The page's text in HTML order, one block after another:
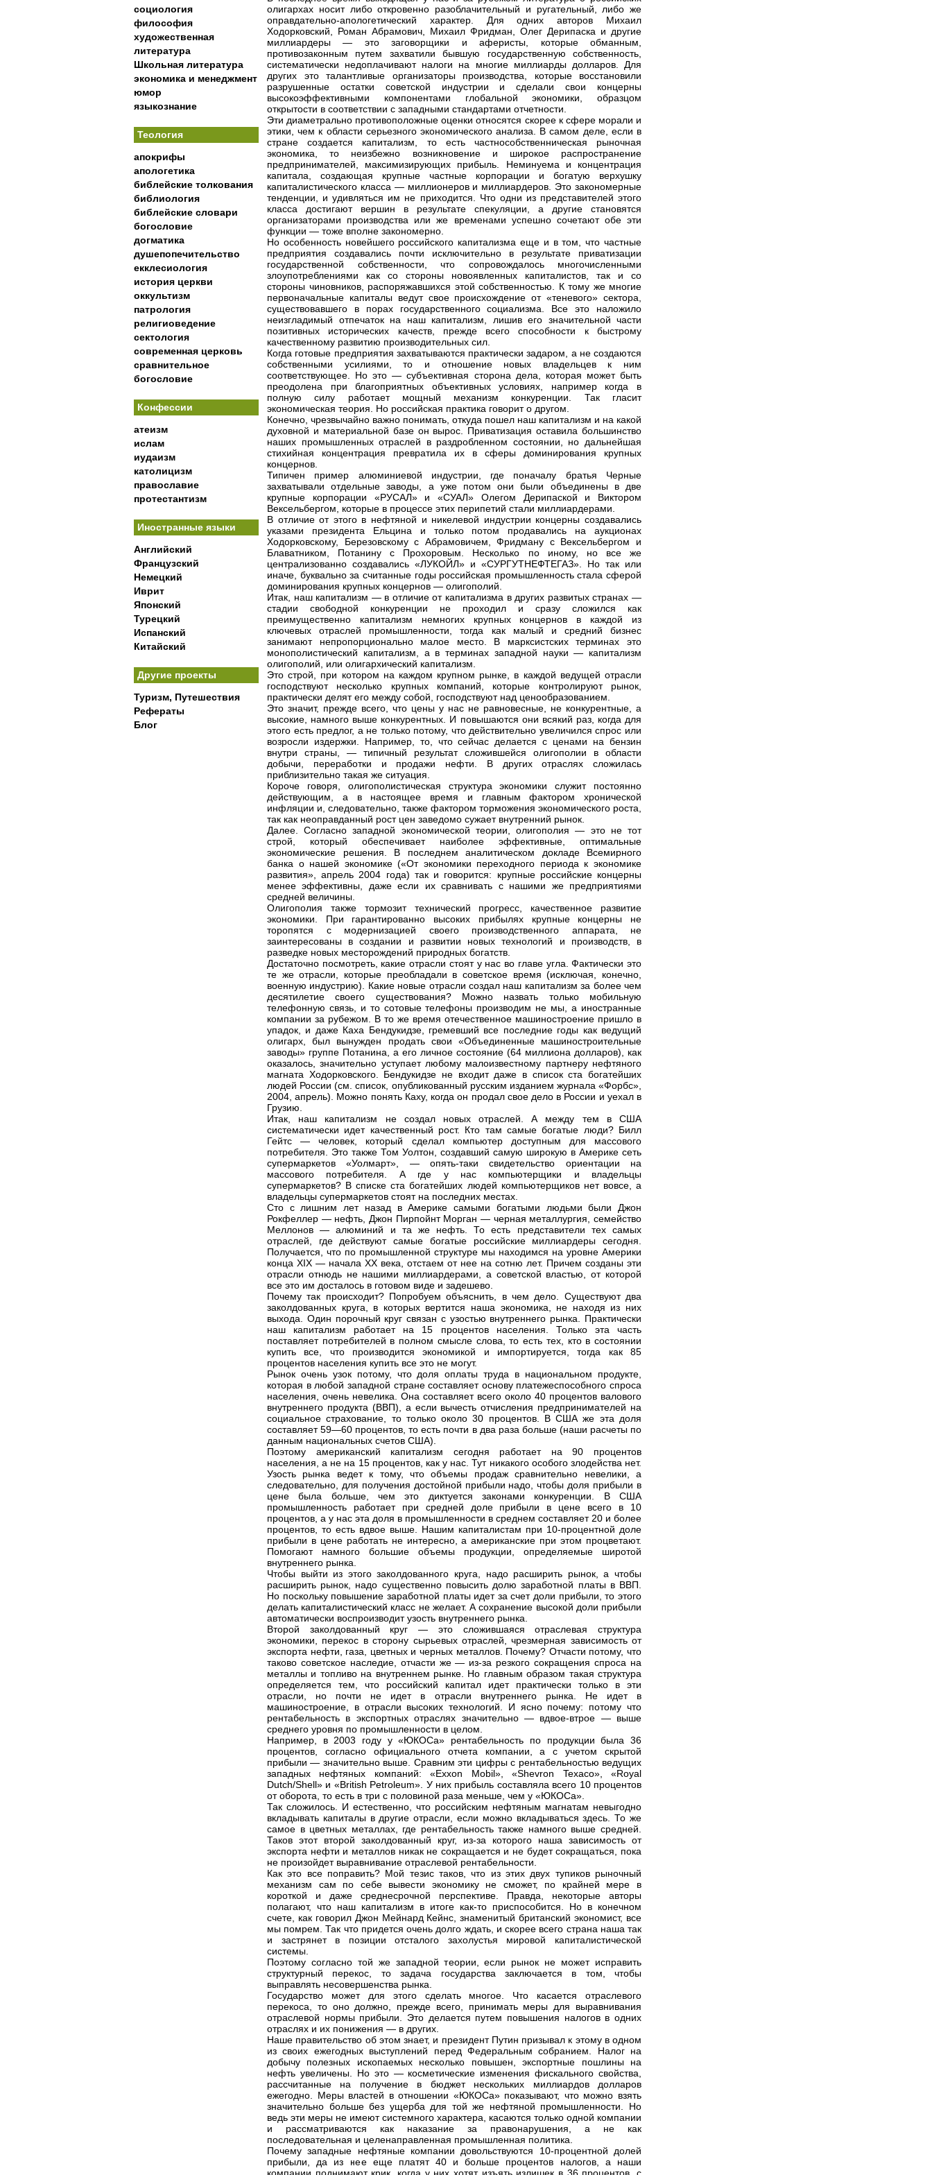
социология
философия
художественная
литература
Школьная литература
экономика и менеджмент
юмор
языкознание
Теология
апокрифы
апологетика
библейские толкования
библиология
библейские словари
богословие
догматика
душепопечительство
екклесиология
история церкви
оккультизм
патрология
религиоведение
сектология
современная церковь
сравнительное
богословие
Конфессии
атеизм
ислам
иудаизм
католицизм
православие
протестантизм
Иностранные языки
Английский
Французский
Немецкий
Иврит
Японский
Турецкий
Испанский
Китайский
Другие проекты
Туризм, Путешествия
Рефераты
Блог
олигархах носит либо откровенно разоблачительный и ругательный, либо же
оправдательно-апологетический характер. Для одних авторов Михаил
Ходорковский, Роман Абрамович, Михаил Фридман, Олег Дерипаска и другие
миллиардеры — это заговорщики и аферисты, которые обманным,
противозаконным путем захватили бывшую государственную собственность,
систематически недоплачивают налоги на многие миллиарды долларов. Для
других это талантливые организаторы производства, которые восстановили
разрушенные остатки советской индустрии и сделали свои концерны
высокоэффективными компонентами глобальной экономики, образцом
открытости в соответствии с западными стандартами отчетности.
Эти диаметрально противоположные оценки относятся скорее к сфере морали и
этики, чем к области серьезного экономического анализа. В самом деле, если в
стране создается капитализм, то есть частнособственническая рыночная
экономика, то неизбежно возникновение и широкое распространение
предпринимателей, максимизирующих прибыль. Неминуема и концентрация
капитала, создающая крупные частные корпорации и богатую верхушку
капиталистического класса — миллионеров и миллиардеров. Это закономерные
тенденции, и удивляться им не приходится. Что одни из представителей этого
класса достигают вершин в результате спекуляции, а другие становятся
организаторами производства или же временами успешно сочетают обе эти
функции — тоже вполне закономерно.
Но особенность новейшего российского капитализма еще и в том, что частные
предприятия создавались почти исключительно в результате приватизации
государственной собственности, что сопровождалось многочисленными
злоупотреблениями как со стороны новоявленных капиталистов, так и со
стороны чиновников, распоряжавшихся этой собственностью. К тому же многие
первоначальные капиталы ведут свое происхождение от «теневого» сектора,
существовавшего в порах государственного социализма. Все это наложило
неизгладимый отпечаток на наш капитализм, лишив его значительной части
позитивных исторических качеств, прежде всего способности к быстрому
качественному развитию производительных сил.
Когда готовые предприятия захватываются практически задаром, а не создаются
собственными усилиями, то и отношение новых владельцев к ним
соответствующее. Но это — субъективная сторона дела, которая может быть
преодолена при благоприятных объективных условиях, например когда в
полную силу работает мощный механизм конкуренции. Так гласит
экономическая теория. Но российская практика говорит о другом.
Конечно, чрезвычайно важно понимать, откуда пошел наш капитализм и на какой
духовной и материальной базе он вырос. Приватизация оставила большинство
наших промышленных отраслей в раздробленном состоянии, но дальнейшая
стихийная концентрация превратила их в сферы доминирования крупных
концернов.
Типичен пример алюминиевой индустрии, где поначалу братья Черные
захватывали отдельные заводы, а уже потом они были объединены в две
крупные корпорации «РУСАЛ» и «СУАЛ» Олегом Дерипаской и Виктором
Вексельбергом, которые в процессе этих перипетий стали миллиардерами.
В отличие от этого в нефтяной и никелевой индустрии концерны создавались
указами президента Ельцина и только потом продавались на аукционах
Ходорковскому, Березовскому с Абрамовичем, Фридману с Вексельбергом и
Блаватником, Потанину с Прохоровым. Несколько по иному, но все же
централизованно создавались «ЛУКОЙЛ» и «СУРГУТНЕФТЕГАЗ». Но так или
иначе, буквально за считанные годы российская промышленность стала сферой
доминирования крупных концернов — олигополий.
Итак, наш капитализм — в отличие от капитализма в других развитых странах —
стадии свободной конкуренции не проходил и сразу сложился как
преимущественно капитализм немногих крупных концернов в каждой из
ключевых отраслей промышленности, тогда как малый и средний бизнес
занимают непропорционально малое место. В марксистских терминах это
монополистический капитализм, а в терминах западной науки — капитализм
олигополий, или олигархический капитализм.
Это строй, при котором на каждом крупном рынке, в каждой ведущей отрасли
господствуют несколько крупных компаний, которые контролируют рынок,
практически делят его между собой, господствуют над ценообразованием.
Это значит, прежде всего, что цены у нас не равновесные, не конкурентные, а
высокие, намного выше конкурентных. И повышаются они всякий раз, когда для
этого есть предлог, а не только потому, что действительно увеличился спрос или
возросли издержки. Например, то, что сейчас делается с ценами на бензин
внутри страны, — типичный результат сложившейся олигополии в области
добычи, переработки и продажи нефти. В других отраслях сложилась
приблизительно такая же ситуация.
Короче говоря, олигополистическая структура экономики служит постоянно
действующим, а в настоящее время и главным фактором хронической
инфляции и, следовательно, также фактором торможения экономического роста,
так как неоправданный рост цен заведомо сужает внутренний рынок.
Далее. Согласно западной экономической теории, олигополия — это не тот
строй, который обеспечивает наиболее эффективные, оптимальные
экономические решения. В последнем аналитическом докладе Всемирного
банка о нашей экономике («От экономики переходного периода к экономике
развития», апрель 2004 года) так и говорится: крупные российские концерны
менее эффективны, даже если их сравнивать с нашими же предприятиями
средней величины.
Олигополия также тормозит технический прогресс, качественное развитие
экономики. При гарантированно высоких прибылях крупные концерны не
торопятся с модернизацией своего производственного аппарата, не
заинтересованы в создании и развитии новых технологий и производств, в
разведке новых месторождений природных богатств.
Достаточно посмотреть, какие отрасли стоят у нас во главе угла. Фактически это
те же отрасли, которые преобладали в советское время (исключая, конечно,
военную индустрию). Какие новые отрасли создал наш капитализм за более чем
десятилетие своего существования? Можно назвать только мобильную
телефонную связь, и то сотовые телефоны производим не мы, а иностранные
компании за рубежом. В то же время отечественное машиностроение пришло в
упадок, и даже Каха Бендукидзе, гремевший все последние годы как ведущий
олигарх, был вынужден продать свои «Объединенные машиностроительные
заводы» группе Потанина, а его личное состояние (64 миллиона долларов), как
оказалось, значительно уступает любому малоизвестному партнеру нефтяного
магната Ходорковского. Бендукидзе не входит даже в список ста богатейших
людей России (см. список, опубликованный русским изданием журнала «Форбс»,
2004, апрель). Можно понять Каху, когда он продал свое дело в России и уехал в
Грузию.
Итак, наш капитализм не создал новых отраслей. А между тем в США
систематически идет качественный рост. Кто там самые богатые люди? Билл
Гейтс — человек, который сделал компьютер доступным для массового
потребителя. Это также Том Уолтон, создавший самую широкую в Америке сеть
супермаркетов «Уолмарт», — опять-таки свидетельство ориентации на
массового потребителя. А где у нас компьютерщики и владельцы
супермаркетов? В списке ста богатейших людей компьютерщиков нет вовсе, а
владельцы супермаркетов стоят на последних местах.
Сто с лишним лет назад в Америке самыми богатыми людьми были Джон
Рокфеллер — нефть, Джон Пирпойнт Морган — черная металлургия, семейство
Меллонов — алюминий и та же нефть. То есть представители тех самых
отраслей, где действуют самые богатые российские миллиардеры сегодня.
Получается, что по промышленной структуре мы находимся на уровне Америки
конца XIX — начала XX века, отстаем от нее на сотню лет. Причем созданы эти
отрасли отнюдь не нашими миллиардерами, а советской властью, от которой
все это им досталось в готовом виде и задешево.
Почему так происходит? Попробуем объяснить, в чем дело. Существуют два
заколдованных круга, в которых вертится наша экономика, не находя из них
выхода. Один порочный круг связан с узостью внутреннего рынка. Практически
наш капитализм работает на 15 процентов населения. Только эта часть
поставляет потребителей в полном смысле слова, то есть тех, кто в состоянии
купить все, что производится экономикой и импортируется, тогда как 85
процентов населения купить все это не могут.
Рынок очень узок потому, что доля оплаты труда в национальном продукте,
которая в любой западной стране составляет основу платежеспособного спроса
населения, очень невелика. Она составляет всего около 40 процентов валового
внутреннего продукта (ВВП), а если вычесть отчисления предпринимателей на
социальное страхование, то только около 30 процентов. В США же эта доля
составляет 59—60 процентов, то есть почти в два раза больше (наши расчеты по
данным национальных счетов США).
Поэтому американский капитализм сегодня работает на 90 процентов
населения, а не на 15 процентов, как у нас. Тут никакого особого злодейства нет.
Узость рынка ведет к тому, что объемы продаж сравнительно невелики, а
следовательно, для получения достойной прибыли надо, чтобы доля прибыли в
цене была больше, чем это диктуется законами конкуренции. В США
промышленность работает при средней доле прибыли в цене всего в 10
процентов, а у нас эта доля в промышленности в среднем составляет 20 и более
процентов, то есть вдвое выше. Нашим капиталистам при 10-процентной доле
прибыли в цене работать не интересно, а американские при этом процветают.
Помогают намного большие объемы продукции, определяемые широтой
внутреннего рынка.
Чтобы выйти из этого заколдованного круга, надо расширить рынок, а чтобы
расширить рынок, надо существенно повысить долю заработной платы в ВВП.
Но поскольку повышение заработной платы идет за счет доли прибыли, то этого
делать капиталистический класс не желает. А сохранение высокой доли прибыли
автоматически воспроизводит узость внутреннего рынка.
Второй заколдованный круг — это сложившаяся отраслевая структура
экономики, перекос в сторону сырьевых отраслей, чрезмерная зависимость от
экспорта нефти, газа, цветных и черных металлов. Почему? Отчасти потому, что
таково советское наследие, отчасти же — из-за резкого сокращения спроса на
металлы и топливо на внутреннем рынке. Но главным образом такая структура
определяется тем, что российский капитал идет практически только в эти
отрасли, но почти не идет в отрасли внутреннего рынка. Не идет в
машиностроение, в отрасли высоких технологий. И ясно почему: потому что
рентабельность в экспортных отраслях значительно — вдвое-втрое — выше
среднего уровня по промышленности в целом.
Например, в 2003 году у «ЮКОСа» рентабельность по продукции была 36
процентов, согласно официального отчета компании, а с учетом скрытой
прибыли — значительно выше. Сравним эти цифры с рентабельностью ведущих
западных нефтяных компаний: «Exxon Mobil», «Shevron Texaco», «Royal
Dutch/Shell» и «British Petroleum». У них прибыль составляла всего 10 процентов
от оборота, то есть в три с половиной раза меньше, чем у «ЮКОСа».
Так сложилось. И естественно, что российским нефтяным магнатам невыгодно
вкладывать капиталы в другие отрасли, если можно вкладываться здесь. То же
самое в цветных металлах, где рентабельность также намного выше средней.
Таков этот второй заколдованный круг, из-за которого наша зависимость от
экспорта нефти и металлов никак не сокращается и не будет сокращаться, пока
не произойдет выравнивание отраслевой рентабельности.
Как это все поправить? Мой тезис таков, что из этих двух тупиков рыночный
механизм сам по себе вывести экономику не сможет, по крайней мере в
короткой и даже среднесрочной перспективе. Правда, некоторые авторы
полагают, что наш капитализм в итоге как-то приспособится. Но в конечном
счете, как говорил Джон Мейнард Кейнс, знаменитый британский экономист, все
мы помрем. Так что придется очень долго ждать, и скорее всего страна наша так
и застрянет в позиции отсталого захолустья мировой капиталистической
системы.
Поэтому согласно той же западной теории, если рынок не может исправить
структурный перекос, то задача государства заключается в том, чтобы
выправлять несовершенства рынка.
Государство может для этого сделать многое. Что касается отраслевого
перекоса, то оно должно, прежде всего, принимать меры для выравнивания
отраслевой нормы прибыли. Это делается путем повышения налогов в одних
отраслях и их понижения — в других.
Наше правительство об этом знает, и президент Путин призывал к этому в одном
из своих ежегодных выступлений перед Федеральным собранием. Налог на
добычу полезных ископаемых несколько повышен, экспортные пошлины на
нефть увеличены. Но это — косметические изменения фискального свойства,
рассчитанные на получение в бюджет нескольких миллиардов долларов
ежегодно. Меры властей в отношении «ЮКОСа» показывают, что можно взять
значительно больше без ущерба для той же нефтяной промышленности. Но
ведь эти меры не имеют системного характера, касаются только одной компании
и рассматриваются как наказание за правонарушения, а не как
последовательная и целенаправленная промышленная политика.
Почему западные нефтяные компании довольствуются 10-процентной долей
прибыли, да из нее еще платят 40 и больше процентов налогов, а наши